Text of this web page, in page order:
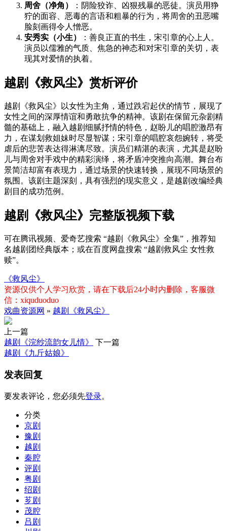
周舍（净角）
：阴险狡诈、凶狠残暴的恶徒。演员用狰
狞的面容、恶毒的言语和粗暴的行为，将周舍的丑恶嘴
脸刻画得令人憎恶。
安秀实（小生）
：善良正直的书生，宋引章的心上人。
演员以儒雅的气质、焦急的神态和对宋引章的关切，表
现其对爱情的执着。
越剧《救风尘》赏析评价
越剧《救风尘》以女性为主角，通过跌宕起伏的情节，展现了
女性之间的深厚情谊和勇敢抗争的精神。该剧在保留元杂剧精
髓的基础上，融入越剧细腻抒情的特色，赵盼儿的唱腔激昂有
力，在谋划救姐妹时尽显智谋；宋引章的唱腔哀怨婉转，将受
虐后的悲苦表达得淋漓尽致。演员们精湛的表演，尤其是赵盼
儿与周舍对手戏中的精彩演绎，将矛盾冲突推向高潮。舞台布
景简洁却富有表现力，通过场景的快速转换，展现不同场景的
氛围。该剧主题深刻，具有强烈的现实意义，是越剧改编经典
剧目的成功范例。
越剧《救风尘》完整版视频下载
可在腾讯视频、爱奇艺搜索 “越剧《救风尘》全集”，推荐知
名越剧团经典版本；或在百度网盘搜索 “越剧救风尘 女性救
赎”。
《救风尘》
资源仅供个人学习欣赏，请在下载后24小时内删除，客服微
信：xiquduoduo
戏曲资源网 » 越剧《救风尘》
上一篇
越剧《浣纱流韵女儿情》
下一篇
越剧《九斤姑娘》
发表回复
要发表评论，您必须先登录。
分类
京剧
豫剧
越剧
秦腔
评剧
粤剧
绍剧
芗剧
茂腔
吕剧